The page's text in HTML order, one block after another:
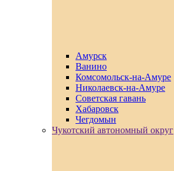
Амурск
Ванино
Комсомольск-на-Амуре
Николаевск-на-Амуре
Советская гавань
Хабаровск
Чегдомын
Чукотский автономный округ